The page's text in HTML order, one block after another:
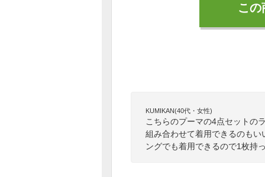
こ
KUMIKAN(40代・女性)
こちらのプーマの4点セットの
組み合わせて着用できるのも
ングでも着用できるので1枚持